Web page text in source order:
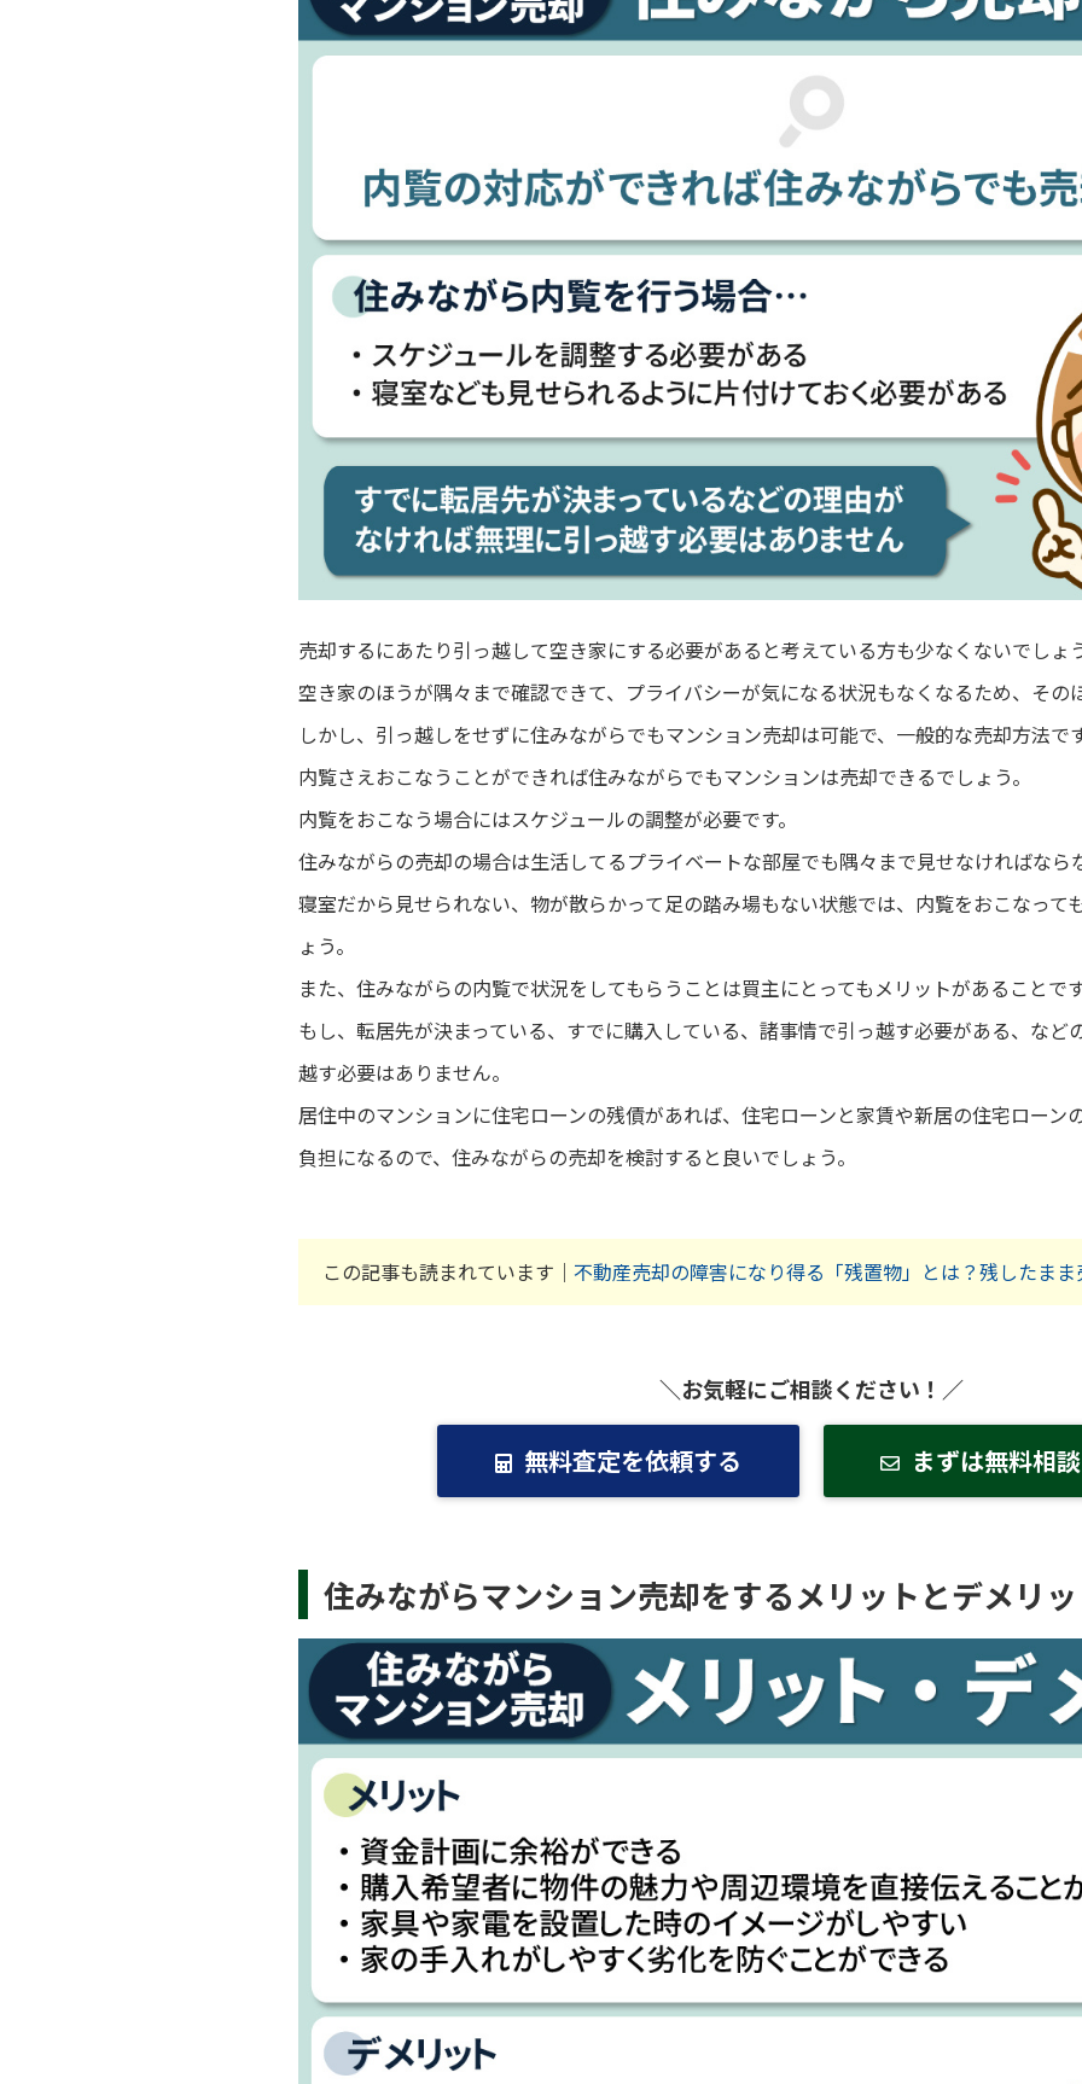
売却するにあたり引っ越して空き家にする必要があると考えている方も少なくないでしょ
空き家のほうが隅々まで確認できて、プライバシーが気になる状況もなくなるため、その
しかし、引っ越しをせずに住みながらでもマンション売却は可能で、一般的な売却方法で
内覧さえおこなうことができれば住みながらでもマンションは売却できるでしょう。
内覧をおこなう場合にはスケジュールの調整が必要です。
住みながらの売却の場合は生活してるプライベートな部屋でも隅々まで見せなければなら
寝室だから見せられない、物が散らかって足の踏み場もない状態では、内覧をおこなって
ょう。
また、住みながらの内覧で状況をしてもらうことは買主にとってもメリットがあることで
もし、転居先が決まっている、すでに購入している、諸事情で引っ越す必要がある、など
越す必要はありません。
居住中のマンションに住宅ローンの残債があれば、住宅ローンと家賃や新居の住宅ローン
負担になるので、住みながらの売却を検討すると良いでしょう。
この記事も読まれています｜ 不動産売却の障害になり得る「残置物」とは？残したま
＼お気軽にご相談ください！／
無料査定を依頼する まずは無料相
住みながらマンション売却をするメリットとデメリ